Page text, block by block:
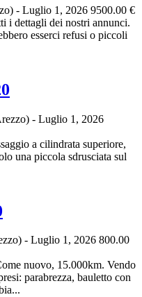
- Luglio 1, 2026 9500.00 €
i dettagli dei nostri annunci.
esserci refusi o piccoli
- Luglio 1, 2026
a cilindrata superiore,
una piccola sdrusciata sul
- Luglio 1, 2026 800.00
nuovo, 15.000km. Vendo
parabrezza, bauletto con